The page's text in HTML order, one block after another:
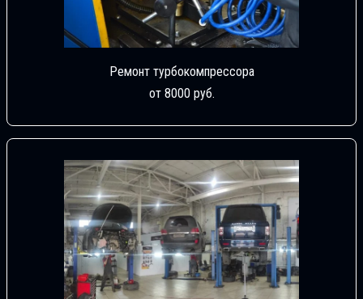
Ремонт турбокомпрессора
от 8000 руб.